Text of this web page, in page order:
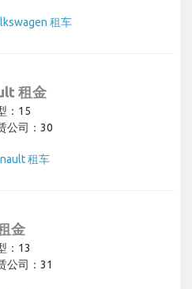
租车
租金
：15
公司：30
租车
金
：13
公司：31